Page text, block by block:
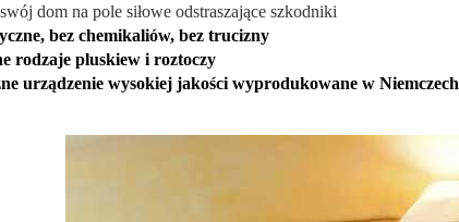
dom na pole siłowe odstraszające szkodniki
bez chemikaliów, bez trucizny
rodzaje pluskiew i roztoczy
urządzenie wysokiej jakości wyprodukowane w Niemczech